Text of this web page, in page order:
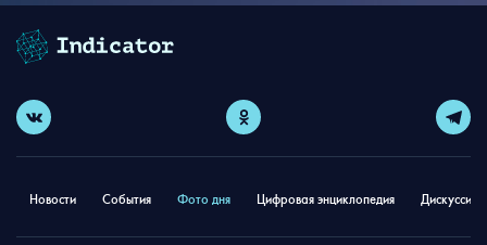
Новости События Фото дня Цифровая энциклопедия